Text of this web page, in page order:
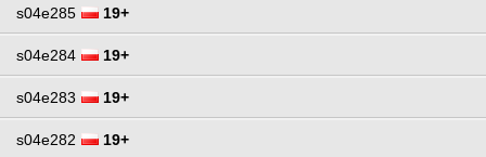
s04e285 19+
s04e284 19+
s04e283 19+
s04e282 19+